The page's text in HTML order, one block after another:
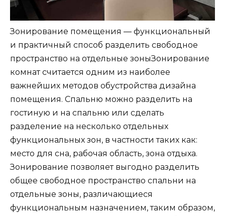
Зонирование помещения — функциональный
и практичный способ разделить свободное
пространство на отдельные зоныЗонирование
комнат считается одним из наиболее
важнейших методов обустройства дизайна
помещения. Спальню можно разделить на
гостиную и на спальню или сделать
разделение на несколько отдельных
функциональных зон, в частности таких как:
место для сна, рабочая область, зона отдыха.
Зонирование позволяет выгодно разделить
общее свободное пространство спальни на
отдельные зоны, различающиеся
функциональным назначением, таким образом,